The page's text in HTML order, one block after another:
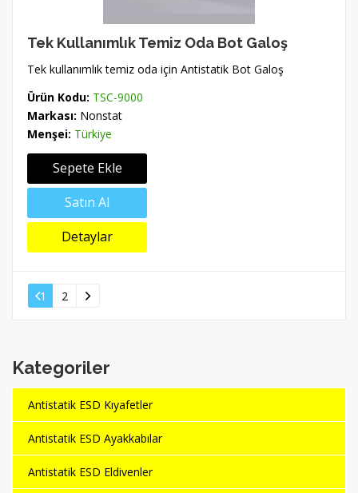
Tek Kullanımlık Temiz Oda Bot Galoş
Tek kullanımlık temiz oda için Antistatik Bot Galoş
Ürün Kodu: TSC-9000
Markası: Nonstat
Menşei: Türkiye
Sepete Ekle
Satın Al
Detaylar
1 2
Kategoriler
Antistatik ESD Kıyafetler
Antistatik ESD Ayakkabılar
Antistatik ESD Eldivenler